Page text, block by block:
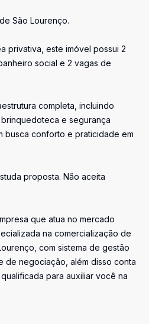
São Lourenço.
privativa, este imóvel possui 2
social e 2 vagas de
completa, incluindo
e segurança
busca conforto e praticidade em
proposta. Não aceita
que atua no mercado
na comercialização de
com sistema de gestão
de negociação, além disso conta
para auxiliar você na